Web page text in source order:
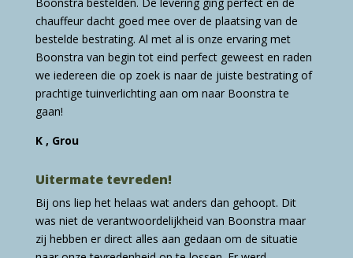
chauffeur dacht goed mee over de plaatsing van de
bestelde bestrating. Al met al is onze ervaring met
Boonstra van begin tot eind perfect geweest en raden
we iedereen die op zoek is naar de juiste bestrating of
prachtige tuinverlichting aan om naar Boonstra te
gaan!
K , Grou
Uitermate tevreden!
Bij ons liep het helaas wat anders dan gehoopt. Dit
was niet de verantwoordelijkheid van Boonstra maar
zij hebben er direct alles aan gedaan om de situatie